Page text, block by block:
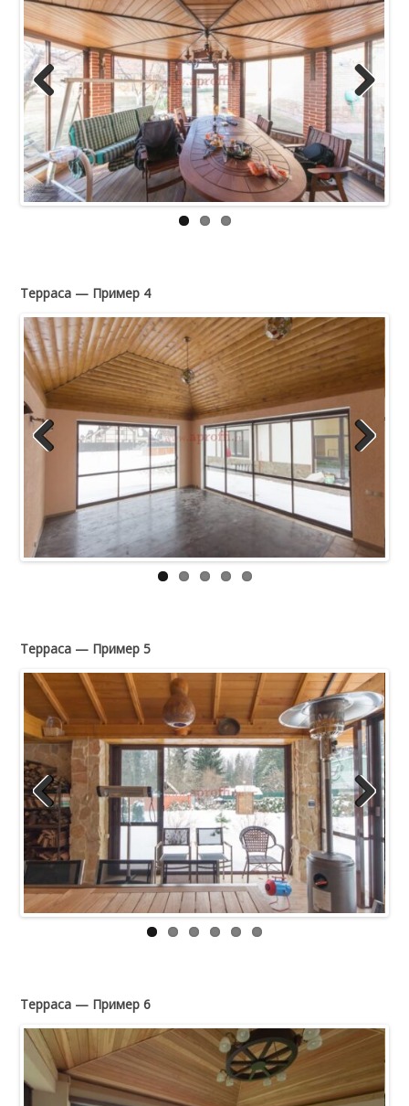
Previous Next
Терраса — Пример 4
Next
Терраса — Пример 5
Previous Next
Терраса — Пример 6